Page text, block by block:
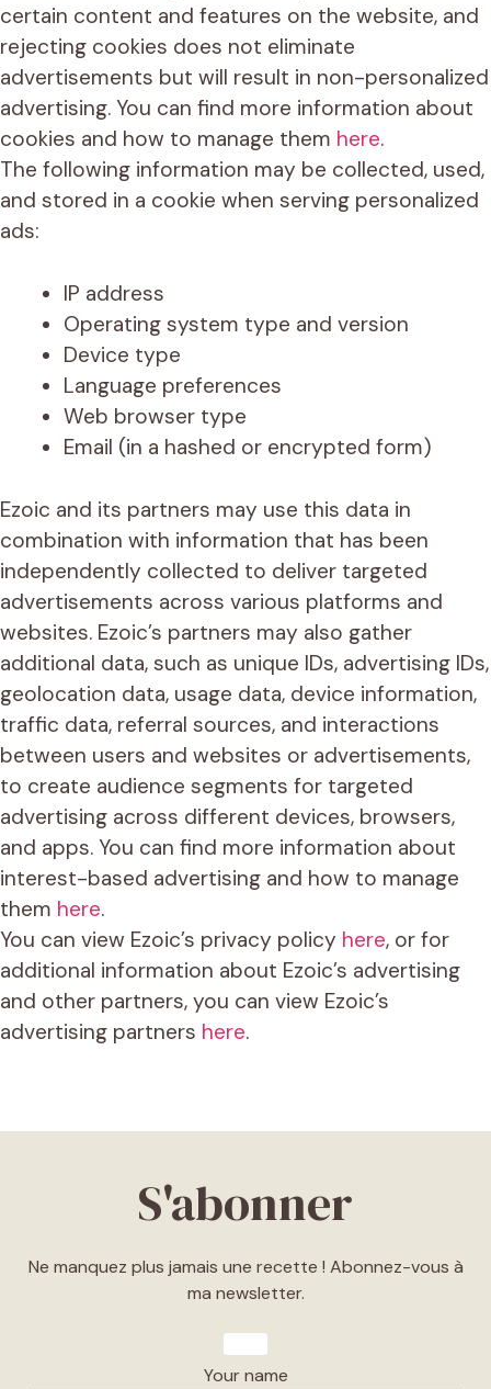
certain content and features on the website, and
rejecting cookies does not eliminate
advertisements but will result in non-personalized
advertising. You can find more information about
cookies and how to manage them here.
The following information may be collected, used,
and stored in a cookie when serving personalized
ads:
IP address
Operating system type and version
Device type
Language preferences
Web browser type
Email (in a hashed or encrypted form)
Ezoic and its partners may use this data in
combination with information that has been
independently collected to deliver targeted
advertisements across various platforms and
websites. Ezoic’s partners may also gather
additional data, such as unique IDs, advertising IDs,
geolocation data, usage data, device information,
traffic data, referral sources, and interactions
between users and websites or advertisements,
to create audience segments for targeted
advertising across different devices, browsers,
and apps. You can find more information about
interest-based advertising and how to manage
them here.
You can view Ezoic’s privacy policy here, or for
additional information about Ezoic’s advertising
and other partners, you can view Ezoic’s
advertising partners here.
S'abonner
Ne manquez plus jamais une recette ! Abonnez-vous à
ma newsletter.
Your name